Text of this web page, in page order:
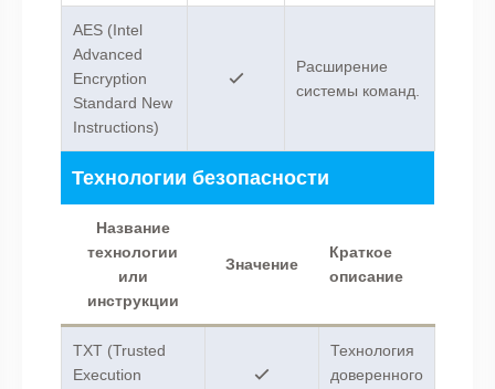
AES (Intel
Advanced
Encryption
Standard New
Instructions)
Расширение
системы команд.
Технологии безопасности
Название
технологии
или
инструкции
Значение
Краткое
описание
TXT (Trusted
Execution
Технология
доверенного